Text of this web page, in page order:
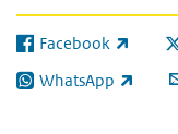
Facebook
(externe link)
WhatsApp
(externe link)